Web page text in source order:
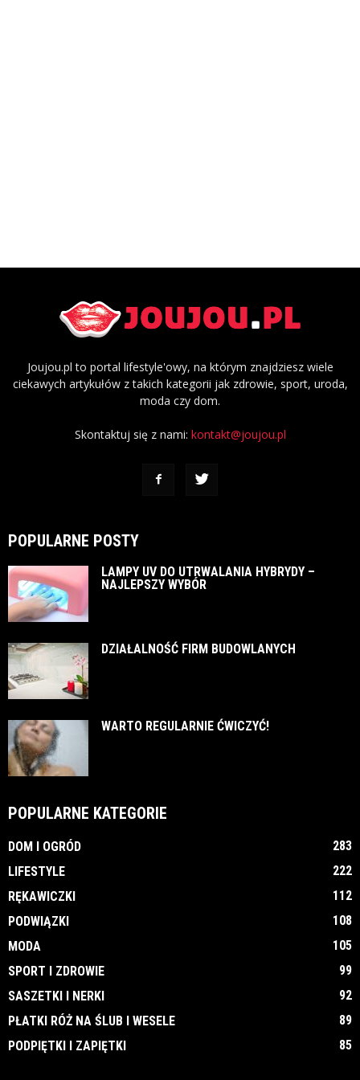
Joujou.pl to portal lifestyle'owy, na którym znajdziesz wiele
ciekawych artykułów z takich kategorii jak zdrowie, sport, uroda,
moda czy dom.
Skontaktuj się z nami: kontakt@joujou.pl
POPULARNE POSTY
LAMPY UV DO UTRWALANIA HYBRYDY –
NAJLEPSZY WYBÓR
DZIAŁALNOŚĆ FIRM BUDOWLANYCH
WARTO REGULARNIE ĆWICZYĆ!
POPULARNE KATEGORIE
DOM I OGRÓD
283
LIFESTYLE
222
RĘKAWICZKI
112
PODWIĄZKI
108
MODA
105
SPORT I ZDROWIE
99
SASZETKI I NERKI
92
PŁATKI RÓŻ NA ŚLUB I WESELE
89
PODPIĘTKI I ZAPIĘTKI
85